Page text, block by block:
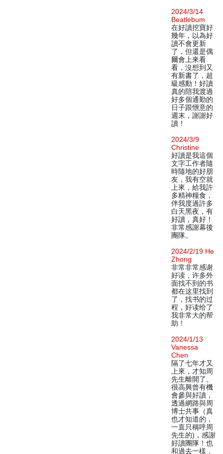
2024/3/14
Beatlebum
在好讀挖寶好
幾年，以為好
讀不會更新
了，但還是偶
爾會上來看
看，沒想到又
有新書了，超
級感動！好讀
真的陪我渡過
好多個通勤的
日子跟愜意的
週末，謝謝好
讀！
2024/3/9
Christine
好讀是我這個
文字工作者隨
時隨地的好朋
友，我有空就
上來，給我許
多精神糧食，
伴我度過許多
白天黑夜，有
好讀，真好！
非常感謝幕後
團隊。
2024/2/19 He
Zhong
非常非常感谢
好读，许多外
面找不到的书
都在这里找到
了，找书的过
程，好读给了
我非常大的帮
助！
2024/1/13
Vanessa
Chen
隔了七年才又
上來，才知周
先生離開了。
很高興曾有機
會參與好讀，
透過網路與周
博士共事（真
也才知道的，
一直只稱呼周
先生的)，感謝
好讀團隊！也
和過去一樣，